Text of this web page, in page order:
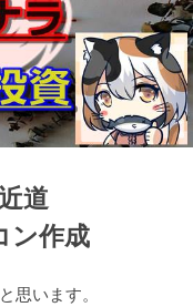
道
ン作成
思います。